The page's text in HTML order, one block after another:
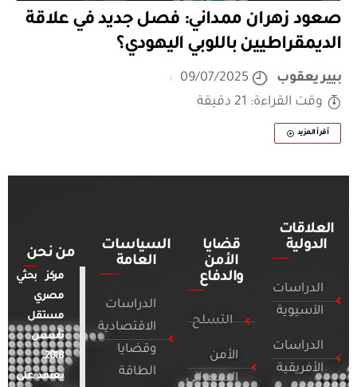
صعود زهران ممداني: فصل جديد في علاقة
الديمقراطيين باللوبي اليهودي؟
بيير يعقوب
09/07/2025
وقت القراءة: 21 دقيقة
أقرأ المزيد
العلاقات
الدولية
الدراسات
الآسيوية
الدراسات
الأفريقية
قضايا
الأمن
والدفاع
التسلح
الأمن
السيبراني
السياسات
العامة
الدراسات
الاقتصادية
وقضايا
الطاقة
من نحن
مركز بحثي
مصري
مستقل
تأسس
2018.
يعتمد على